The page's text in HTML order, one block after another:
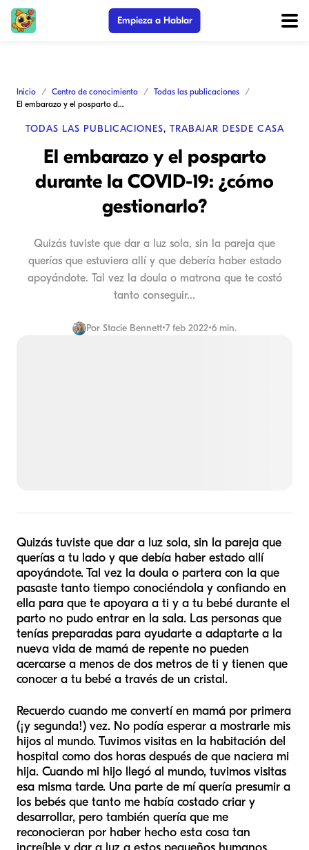
Empieza a Hablar
Inicio Centro de conocimiento
Todas las publicaciones
El embarazo y el posparto durante la COVID-19: ¿cómo gestionarlo?
TODAS LAS PUBLICACIONES, TRABAJAR DESDE CASA
El embarazo y el posparto
durante la COVID-19: ¿cómo
gestionarlo?
Quizás tuviste que dar a luz sola, sin la pareja que
querías que estuviera allí y que debería haber estado
apoyándote. Tal vez la doula o matrona que te costó
tanto conseguir...
Por Stacie Bennett•7 feb 2022•6 min.
Quizás tuviste que dar a luz sola, sin la pareja que
querías a tu lado y que debía haber estado allí
apoyándote. Tal vez la doula o partera con la que
pasaste tanto tiempo conociéndola y confiando en
ella para que te apoyara a ti y a tu bebé durante el
parto no pudo entrar en la sala. Las personas que
tenías preparadas para ayudarte a adaptarte a la
nueva vida de mamá de repente no pueden
acercarse a menos de dos metros de ti y tienen que
conocer a tu bebé a través de un cristal.
Recuerdo cuando me convertí en mamá por primera
(¡y segunda!) vez. No podía esperar a mostrarle mis
hijos al mundo. Tuvimos visitas en la habitación del
hospital como dos horas después de que naciera mi
hija. Cuando mi hijo llegó al mundo, tuvimos visitas
esa misma tarde. Una parte de mí quería presumir a
los bebés que tanto me había costado criar y
desarrollar, pero también quería que me
reconocieran por haber hecho esta cosa tan